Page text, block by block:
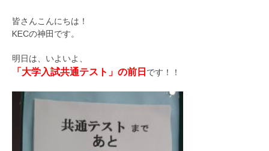
皆さんこんにちは！
KECの神田です。
明日は、いよいよ、
「大学入試共通テスト」の前日 です！！